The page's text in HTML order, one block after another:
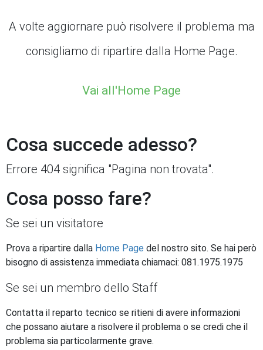
A volte aggiornare può risolvere il problema ma
consigliamo di ripartire dalla Home Page.
Vai all'Home Page
Cosa succede adesso?
Errore 404 significa "Pagina non trovata".
Cosa posso fare?
Se sei un visitatore
Prova a ripartire dalla Home Page del nostro sito. Se hai però
bisogno di assistenza immediata chiamaci: 081.1975.1975
Se sei un membro dello Staff
Contatta il reparto tecnico se ritieni di avere informazioni
che possano aiutare a risolvere il problema o se credi che il
problema sia particolarmente grave.